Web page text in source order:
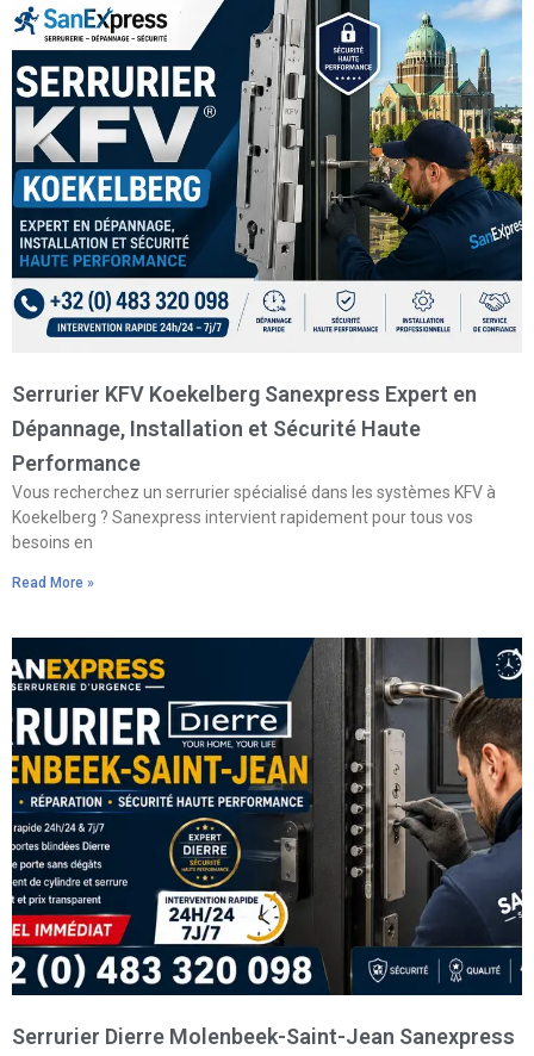
Serrurier KFV Koekelberg Sanexpress Expert en
Dépannage, Installation et Sécurité Haute
Performance
Vous recherchez un serrurier spécialisé dans les systèmes KFV à
Koekelberg ? Sanexpress intervient rapidement pour tous vos
besoins en
Read More »
Serrurier Dierre Molenbeek-Saint-Jean Sanexpress